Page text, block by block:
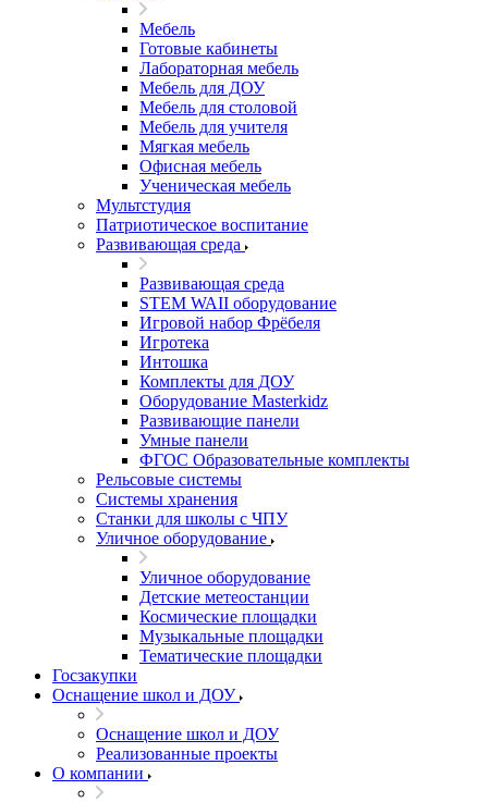
Мебель
Готовые кабинеты
Лабораторная мебель
Мебель для ДОУ
Мебель для столовой
Мебель для учителя
Мягкая мебель
Офисная мебель
Ученическая мебель
Мультстудия
Патриотическое воспитание
Развивающая среда
Развивающая среда
STEM WAII оборудование
Игровой набор Фрёбеля
Игротека
Интошка
Комплекты для ДОУ
Оборудование Masterkidz
Развивающие панели
Умные панели
ФГОС Образовательные комплекты
Рельсовые системы
Системы хранения
Станки для школы с ЧПУ
Уличное оборудование
Уличное оборудование
Детские метеостанции
Космические площадки
Музыкальные площадки
Тематические площадки
Госзакупки
Оснащение школ и ДОУ
Оснащение школ и ДОУ
Реализованные проекты
О компании